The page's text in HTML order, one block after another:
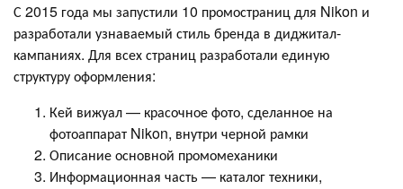
С 2015 года мы запустили 10 промостраниц для Nikon и
разработали узнаваемый стиль бренда в диджитал-
кампаниях. Для всех страниц разработали единую
структуру оформления:
Кей вижуал — красочное фото, сделанное на
фотоаппарат Nikon, внутри черной рамки
Описание основной промомеханики
Информационная часть — каталог техники,